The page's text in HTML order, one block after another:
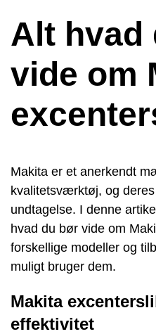
Alt hvad
vide om
Makita er et anerkendt
kvalitetsværktøj, og
undtagelse. I denne
hvad du bør vide om
forskellige modeller og
muligt bruger dem.
Makita
effektivitet